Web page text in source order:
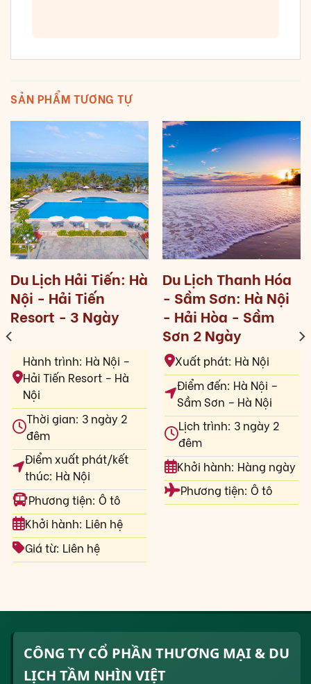
SẢN PHẨM TƯƠNG TỰ
Du Lịch Hải Tiến: Hà
Nội - Hải Tiến
Resort - 3 Ngày
Hành trình: Hà Nội –
Hải Tiến Resort – Hà
Nội
Thời gian: 3 ngày 2
đêm
Điểm xuất phát/kết
thúc: Hà Nội
Phương tiện: Ô tô
Khởi hành: Liên hệ
Giá từ: Liên hệ
Du Lịch Thanh Hóa
- Sầm Sơn: Hà Nội
- Hải Hòa - Sầm
Sơn 2 Ngày
Xuất phát: Hà Nội
Điểm đến: Hà Nội –
Sầm Sơn – Hà Nội
Lịch trình: 3 ngày 2
đêm
Khởi hành: Hàng ngày
Phương tiện: Ô tô
CÔNG TY CỔ PHẦN THƯƠNG MẠI & DU
LỊCH TẦM NHÌN VIỆT